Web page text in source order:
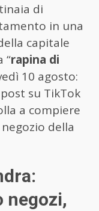
di
in una
capitale
“rapina di
10 agosto:
su TikTok
a compiere
della
negozi,